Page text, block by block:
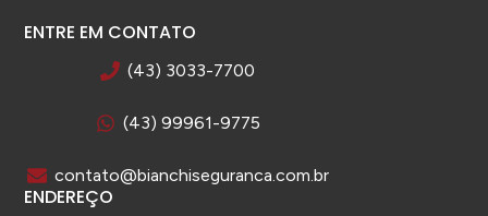
ENTRE EM CONTATO
(43) 3033-7700
(43) 99961-9775
contato@bianchiseguranca.com.br
ENDEREÇO